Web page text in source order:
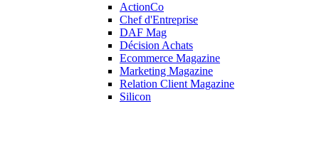
ActionCo
Chef d'Entreprise
DAF Mag
Décision Achats
Ecommerce Magazine
Marketing Magazine
Relation Client Magazine
Silicon